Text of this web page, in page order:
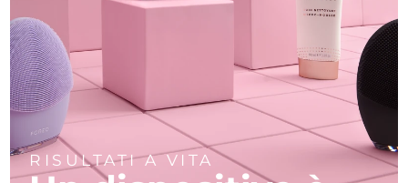
RISULTATI A VITA